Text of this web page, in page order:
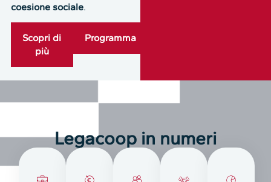
coesione sociale.
Scopri di
più
Programma
Legacoop in numeri